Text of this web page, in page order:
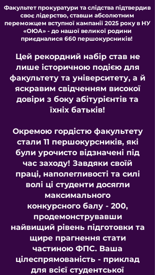
Факультет прокуратури та слідства підтвердив
своє лідерство, ставши абсолютним
переможцем вступної кампанії 2025 року в НУ
«ОЮА» - до нашої великої родини
приєдналися 660 першокурсників!
Цей рекордний набір став не
лише історичною подією для
факультету та університету, а й
яскравим свідченням високої
довіри з боку абітурієнтів та
їхніх батьків!
Окремою гордістю факультету
стали 11 першокурсників, які
були урочисто відзначені під
час заходу! Завдяки своїй
праці, наполегливості та силі
волі ці студенти досягли
максимального
конкурсного балу - 200,
продемонструвавши
найвищий рівень підготовки та
щире прагнення стати
частиною ФПС. Ваша
цілеспрямованість - приклад
для всієї студентської